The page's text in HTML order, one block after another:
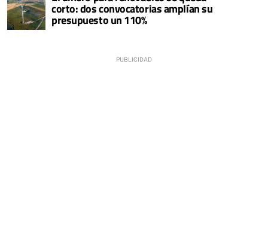
corto: dos convocatorias amplían su
presupuesto un 110%